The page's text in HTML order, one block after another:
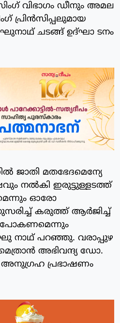
വിഭാഗം ഡീനും അമല
പ്രിൻസിപ്പലുമായ
ചടങ്ങ് ഉദ്ഘാ ടനം
ജാതി മതഭേദമെന്യേ
നൽകി ഇരുട്ടുള്ളടത്ത്
ഓരോ
കരുത്ത് ആർജിച്ച്
പോകണമെന്നും
നാഥ് പറഞ്ഞു. വരാപ്പുഴ
അഭിവന്ദ്യ ഡോ.
പ്രഭാഷണം